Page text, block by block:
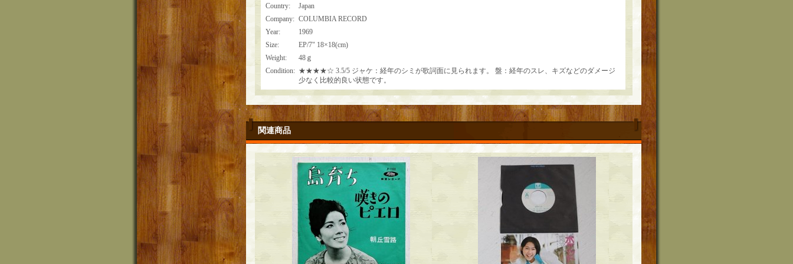
Country:
Japan
Company: COLUMBIA RECORD
Year:
1969
Size:
EP/7" 18×18(cm)
Weight:
48ｇ
Condition: ★★★★☆ 3.5/5 ジャケ：経年のシミが歌詞面に見られます。 盤：経年のスレ、キズなどのダメージ
少なく比較的良い状態です。
関連商品